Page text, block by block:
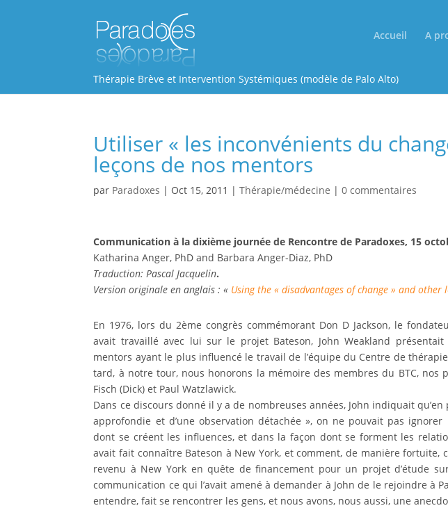
Accueil A
Thérapie Brève et Intervention Systémiques (modèle de Palo Alto)
Utiliser « les inconvénients du
leçons de nos mentors
par Paradoxes | Oct 15, 2011 |Thérapie/médecine |0 commentaires
Communication à la dixième journée de Rencontre de Paradoxes, 15
Katharina Anger, PhD and Barbara Anger-Diaz, PhD
Traduction: Pascal Jacquelin.
Version originale en anglais : « Using the « disadvantages of change » and
En 1976, lors du 2ème congrès commémorant Don D Jackson, le
avait travaillé avec lui sur le projet Bateson, John Weakland présentait
mentors ayant le plus influencé le travail de l’équipe du Centre de
tard, à notre tour, nous honorons la mémoire des membres du BTC, nos
Fisch (Dick) et Paul Watzlawick.
Dans ce discours donné il y a de nombreuses années, John indiquait qu’en
approfondie et d’une observation détachée », on ne pouvait pas
dont se créent les influences, et dans la façon dont se forment les
avait fait connaître Bateson à New York, et comment, de manière
revenu à New York en quête de financement pour un projet d’étude
communication ce qui l’avait amené à demander à John de le rejoindre à
entendre, fait se rencontrer les gens, et nous avons, nous aussi, une